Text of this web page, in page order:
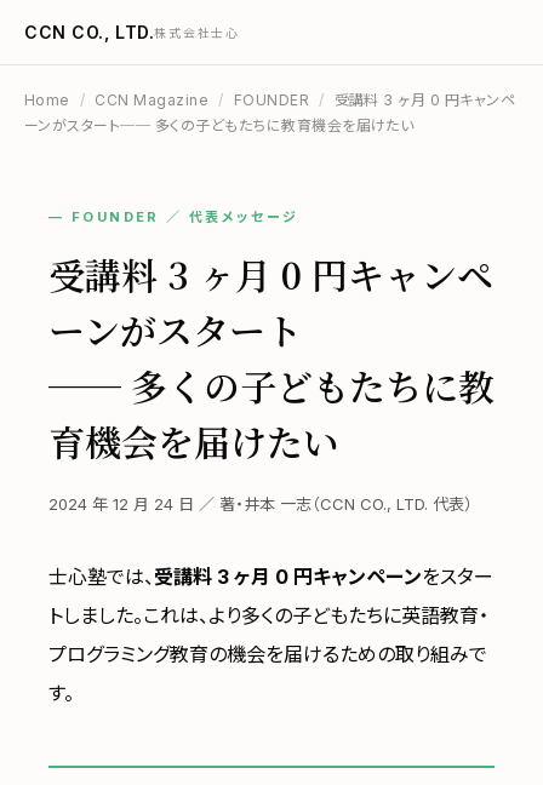
CCN CO., LTD.株式会社士心
Home / CCN Magazine / FOUNDER /
受講料 3 ヶ月 0 円キャンペ
ーンがスタート── 多くの子どもたちに教育機会を届けたい
— FOUNDER ／ 代表メッセージ
受講料 3 ヶ月 0 円キャンペ
ーンがスタート
── 多くの子どもたちに教
育機会を届けたい
2024 年 12 月 24 日 ／ 著・井本 一志（CCN CO., LTD. 代表）
士心塾では、受講料 3 ヶ月 0 円キャンペーンをスター
トしました。これは、より多くの子どもたちに英語教育・
プログラミング教育の機会を届けるための取り組みで
す。